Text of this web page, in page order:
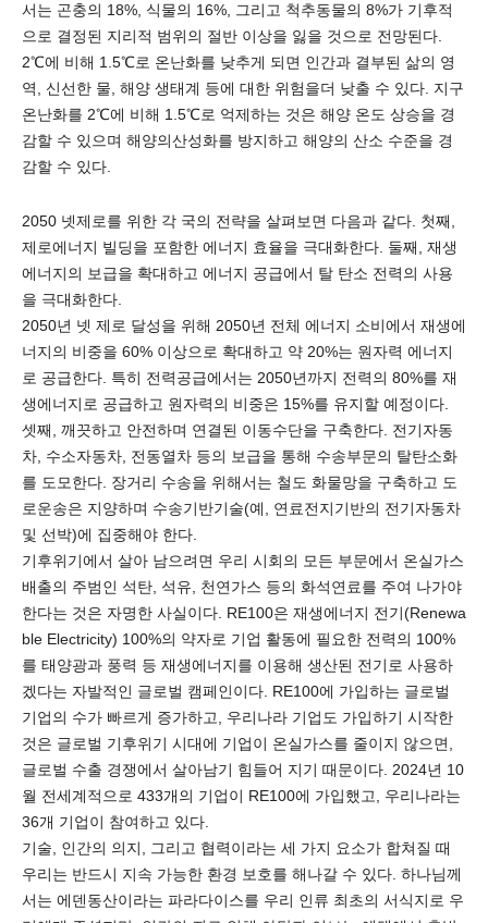
서는 곤충의 18%, 식물의 16%, 그리고 척추동물의 8%가 기후적
으로 결정된 지리적 범위의 절반 이상을 잃을 것으로 전망된다.
2℃에 비해 1.5℃로 온난화를 낮추게 되면 인간과 결부된 삶의 영
역, 신선한 물, 해양 생태계 등에 대한 위험을더 낮출 수 있다. 지구
온난화를 2℃에 비해 1.5℃로 억제하는 것은 해양 온도 상승을 경
감할 수 있으며 해양의산성화를 방지하고 해양의 산소 수준을 경
감할 수 있다.
2050 넷제로를 위한 각 국의 전략을 살펴보면 다음과 같다. 첫째,
제로에너지 빌딩을 포함한 에너지 효율을 극대화한다. 둘째, 재생
에너지의 보급을 확대하고 에너지 공급에서 탈 탄소 전력의 사용
을 극대화한다.
2050년 넷 제로 달성을 위해 2050년 전체 에너지 소비에서 재생에
너지의 비중을 60% 이상으로 확대하고 약 20%는 원자력 에너지
로 공급한다. 특히 전력공급에서는 2050년까지 전력의 80%를 재
생에너지로 공급하고 원자력의 비중은 15%를 유지할 예정이다.
셋째, 깨끗하고 안전하며 연결된 이동수단을 구축한다. 전기자동
차, 수소자동차, 전동열차 등의 보급을 통해 수송부문의 탈탄소화
를 도모한다. 장거리 수송을 위해서는 철도 화물망을 구축하고 도
로운송은 지양하며 수송기반기술(예, 연료전지기반의 전기자동차
및 선박)에 집중해야 한다.
기후위기에서 살아 남으려면 우리 시회의 모든 부문에서 온실가스
배출의 주범인 석탄, 석유, 천연가스 등의 화석연료를 주여 나가야
한다는 것은 자명한 사실이다. RE100은 재생에너지 전기(Renewa
ble Electricity) 100%의 약자로 기업 활동에 필요한 전력의 100%
를 태양광과 풍력 등 재생에너지를 이용해 생산된 전기로 사용하
겠다는 자발적인 글로벌 캠페인이다. RE100에 가입하는 글로벌
기업의 수가 빠르게 증가하고, 우리나라 기업도 가입하기 시작한
것은 글로벌 기후위기 시대에 기업이 온실가스를 줄이지 않으면,
글로벌 수출 경쟁에서 살아남기 힘들어 지기 때문이다. 2024년 10
월 전세계적으로 433개의 기업이 RE100에 가입했고, 우리나라는
36개 기업이 참여하고 있다.
기술, 인간의 의지, 그리고 협력이라는 세 가지 요소가 합쳐질 때
우리는 반드시 지속 가능한 환경 보호를 해나갈 수 있다. 하나님께
서는 에덴동산이라는 파라다이스를 우리 인류 최초의 서식지로 우